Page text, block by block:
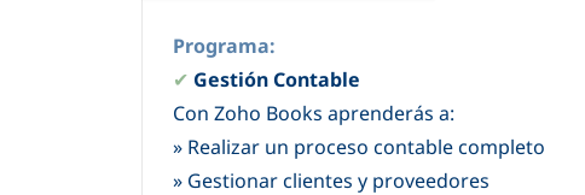
Programa:
✔ Gestión Contable
Con Zoho Books aprenderás a:
» Realizar un proceso contable completo
» Gestionar clientes y proveedores